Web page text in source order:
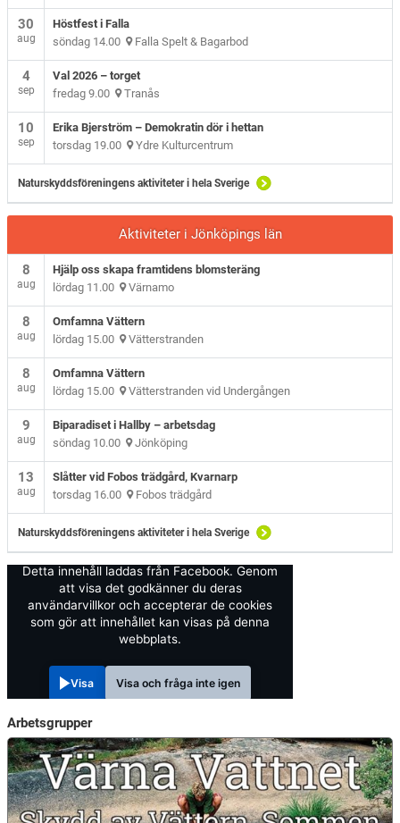
30
aug
Höstfest i Falla
söndag 14.00 Falla Spelt & Bagarbod
4
sep
Val 2026 – torget
fredag 9.00 Tranås
10
sep
Erika Bjerström – Demokratin dör i hettan
torsdag 19.00 Ydre Kulturcentrum
Naturskyddsföreningens aktiviteter i hela Sverige
Aktiviteter i Jönköpings län
8
aug
Hjälp oss skapa framtidens blomsteräng
lördag 11.00 Värnamo
8
aug
Omfamna Vättern
lördag 15.00 Vätterstranden
8
aug
Omfamna Vättern
lördag 15.00 Vätterstranden vid Undergången
9
aug
Biparadiset i Hallby – arbetsdag
söndag 10.00 Jönköping
13
aug
Slåtter vid Fobos trädgård, Kvarnarp
torsdag 16.00 Fobos trädgård
Naturskyddsföreningens aktiviteter i hela Sverige
Detta innehåll laddas från Facebook. Genom
att visa det godkänner du deras
användarvillkor och accepterar de cookies
som gör att innehållet kan visas på denna
webbplats.
Visa Visa och fråga inte igen
Arbetsgrupper